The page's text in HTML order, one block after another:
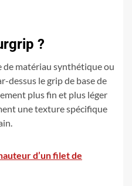
?
de matériau synthétique ou
dessus le grip de base de
plus fin et plus léger
une texture spécifique
d’un filet de